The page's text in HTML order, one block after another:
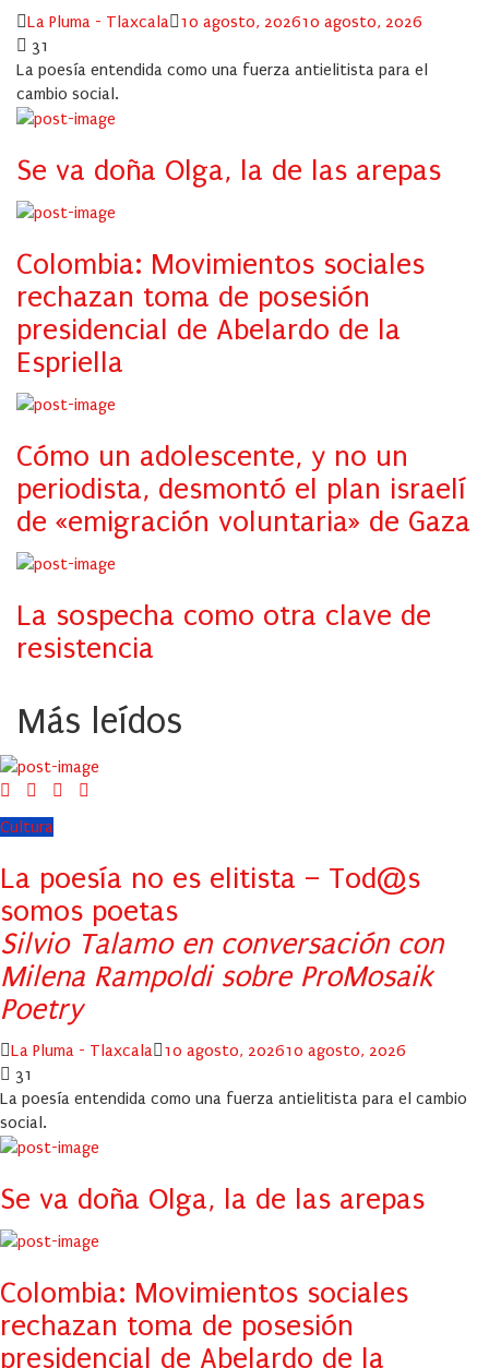
Author
La Pluma - Tlaxcala
Posted
10 agosto, 202610 agosto, 2026
31
La poesía entendida como una fuerza antielitista para el
cambio social.
Se va doña Olga, la de las arepas
Colombia: Movimientos sociales
rechazan toma de posesión
presidencial de Abelardo de la
Espriella
Cómo un adolescente, y no un
periodista, desmontó el plan israelí
de «emigración voluntaria» de Gaza
La sospecha como otra clave de
resistencia
Más leídos
Cultura
La poesía no es elitista – Tod@s
somos poetas
Silvio Talamo en conversación con
Milena Rampoldi sobre ProMosaik
Poetry
Author
La Pluma - Tlaxcala
Posted
10 agosto, 202610 agosto, 2026
31
La poesía entendida como una fuerza antielitista para el cambio
social.
Se va doña Olga, la de las arepas
Colombia: Movimientos sociales
rechazan toma de posesión
presidencial de Abelardo de la